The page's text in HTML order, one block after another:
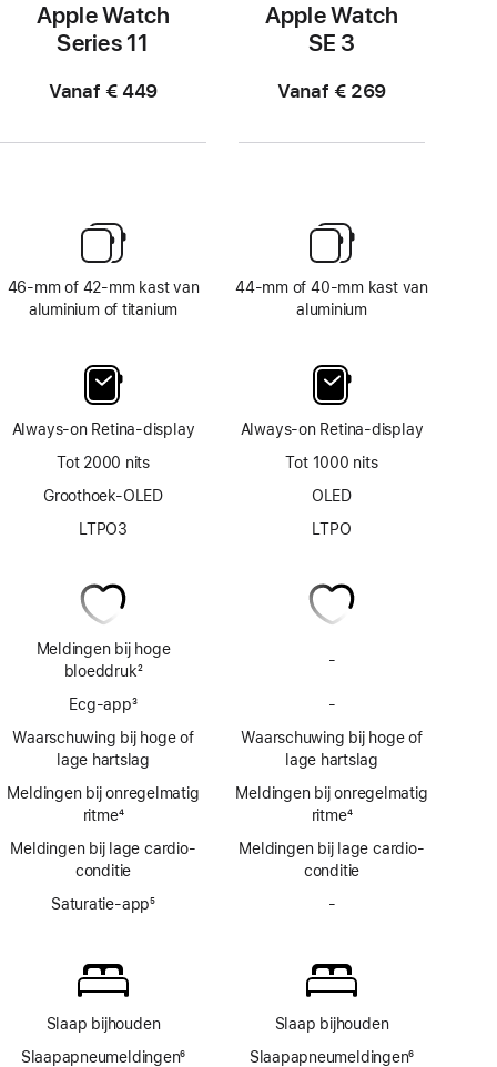
Apple Watch
Series 11
Vanaf € 449
46‑mm of 42‑mm kast van
aluminium of titanium
Always‑on Retina‑display
Tot 2000 nits
Groothoek-OLED
LTPO3
Meldingen bij hoge
bloeddruk2
Ecg‑app3
Waarschuwing bij hoge of
lage hartslag
Meldingen bij onregelmatig
ritme4
Meldingen bij lage cardio­
conditie
Saturatie-app5
Slaap bijhouden
Slaapapneumeldingen6
Apple Watch
SE 3
Vanaf € 269
44‑mm of 40‑mm kast van
aluminium
Always‑on Retina‑display
Tot 1000 nits
OLED
LTPO
-
bloeddruk
-
app
Waarschuwing bij hoge of
lage hartslag
Meldingen bij onregelmatig
ritme4
Meldingen bij lage cardio­
conditie
-
Slaap bijhouden
Slaapapneumeldingen6